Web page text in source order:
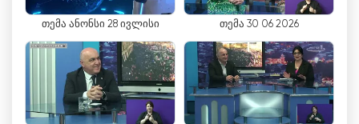
1991년 6월 28일, 7미터 채널에서 성공적으로 생방송
을 진행한 것은 리오니 TV-라디오 컴퍼니의 주목할
만한 성과 중 하나였습니다. 이 라이브 스트리밍 기
능을 통해 시청자는 집에서 편안하게 실시간 이벤트,
뉴스 속보, 라이브 엔터테인먼트를 경험할 수 있었습
니다. 이 혁신은 텔레비전 시청에 새로운 차원의 즉
각성과 참여도를 가져왔고, 전 세계 시청자들의 관심
თემა ანონსი 28 ივლისი თემა 30 06 2026